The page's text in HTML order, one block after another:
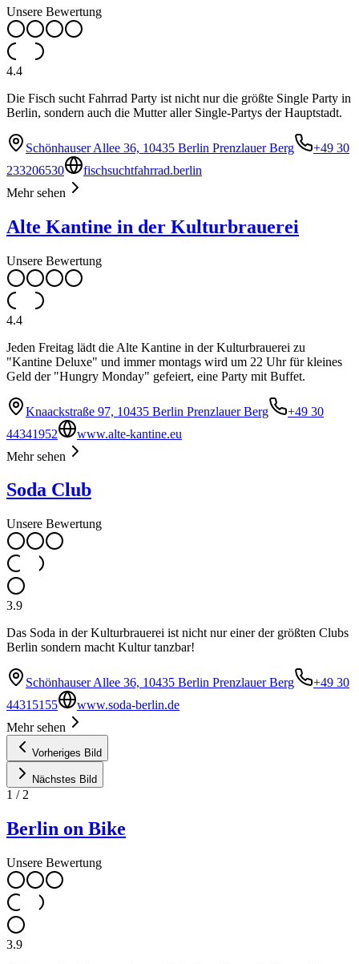
Unsere Bewertung
4.4
Die Fisch sucht Fahrrad Party ist nicht nur die größte Single Party in
Berlin, sondern auch die Mutter aller Single-Partys der Hauptstadt.
Schönhauser Allee 36, 10435 Berlin Prenzlauer Berg
+49 30
233206530
fischsuchtfahrrad.berlin
Mehr sehen
Alte Kantine in der Kulturbrauerei
Unsere Bewertung
4.4
Jeden Freitag lädt die Alte Kantine in der Kulturbrauerei zu
"Kantine Deluxe" und immer montags wird um 22 Uhr für kleines
Geld der "Hungry Monday" gefeiert, eine Party mit Buffet.
Knaackstraße 97, 10435 Berlin Prenzlauer Berg
+49 30
44341952
www.alte-kantine.eu
Mehr sehen
Soda Club
Unsere Bewertung
3.9
Das Soda in der Kulturbrauerei ist nicht nur einer der größten Clubs
Berlin sondern macht Kultur tanzbar!
Schönhauser Allee 36, 10435 Berlin Prenzlauer Berg
+49 30
44315155
www.soda-berlin.de
Mehr sehen
Vorheriges Bild
Nächstes Bild
1 / 2
Berlin on Bike
Unsere Bewertung
3.9